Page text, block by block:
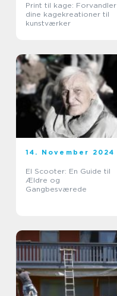
Print til kage: Forvandler
dine kagekreationer til
kunstværker
14. November 2024
El Scooter: En Guide til
Ældre og
Gangbesværede